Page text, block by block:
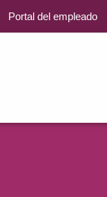
Portal del empleado